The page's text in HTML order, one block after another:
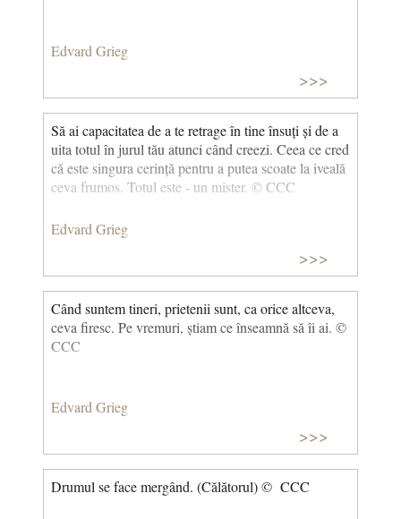
Edvard Grieg
>>>
Să ai capacitatea de a te retrage în tine însuți și de a
uita totul în jurul tău atunci când creezi. Ceea ce cred
că este singura cerință pentru a putea scoate la iveală
ceva frumos. Totul este - un mister. © CCC
Edvard Grieg
>>>
Când suntem tineri, prietenii sunt, ca orice altceva,
ceva firesc. Pe vremuri, știam ce înseamnă să îi ai. ©
CCC
Edvard Grieg
>>>
Drumul se face mergând. (Călătorul) © CCC